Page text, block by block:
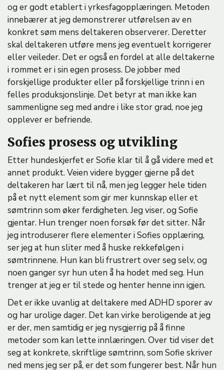
og er godt etablert i yrkesfagopplæringen. Metoden
innebærer at jeg demonstrerer utførelsen av en
konkret søm mens deltakeren observerer. Deretter
skal deltakeren utføre mens jeg eventuelt korrigerer
eller veileder. Det er også en fordel at alle deltakerne
i rommet er i sin egen prosess. De jobber med
forskjellige produkter eller på forskjellige trinn i en
felles produksjonslinje. Det betyr at man ikke kan
sammenligne seg med andre i like stor grad, noe jeg
opplever er befriende.
Sofies prosess og utvikling
Etter hundeskjerfet er Sofie klar til å gå videre med et
annet produkt. Veien videre bygger gjerne på det
deltakeren har lært til nå, men jeg legger hele tiden
på et nytt element som gir mer kunnskap eller et
sømtrinn som øker ferdigheten. Jeg viser, og Sofie
gjentar. Hun trenger noen forsøk før det sitter. Når
jeg introduserer flere elementer i Sofies opplæring,
ser jeg at hun sliter med å huske rekkefølgen i
sømtrinnene. Hun kan bli frustrert over seg selv, og
noen ganger syr hun uten å ha hodet med seg. Hun
trenger at jeg er til stede og henter henne inn igjen.
Det er ikke uvanlig at deltakere med ADHD sporer av
og har urolige dager. Det kan virke beroligende at jeg
er der, men samtidig er jeg nysgjerrig på å finne
metoder som kan lette innlæringen. Over tid viser det
seg at konkrete, skriftlige sømtrinn, som Sofie skriver
ned mens jeg ser på, er det som fungerer best. Når hun